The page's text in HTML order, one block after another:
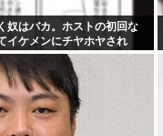
奴はバカ。ホストの初回な
イケメンにチヤホヤされ